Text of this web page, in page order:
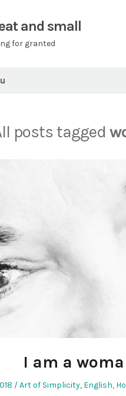
and small
for granted
posts tagged
I am a
Posted
Art of Simplicity, English,